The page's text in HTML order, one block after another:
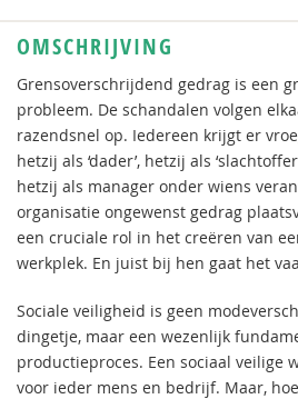
OMSCHRIJVING
Grensoverschrijdend gedrag is een
probleem. De schandalen volgen
razendsnel op. Iedereen krijgt er
hetzij als ‘dader’, hetzij als
hetzij als manager onder wiens
organisatie ongewenst gedrag
een cruciale rol in het creëren van
werkplek. En juist bij hen gaat het
Sociale veiligheid is geen
dingetje, maar een wezenlijk
productieproces. Een sociaal veilige
voor ieder mens en bedrijf. Maar,